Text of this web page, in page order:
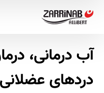
آب درمانی،
دردهای